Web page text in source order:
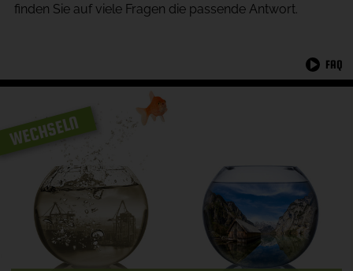
finden Sie auf viele Fragen die passende Antwort.
FAQ
WECHSELN